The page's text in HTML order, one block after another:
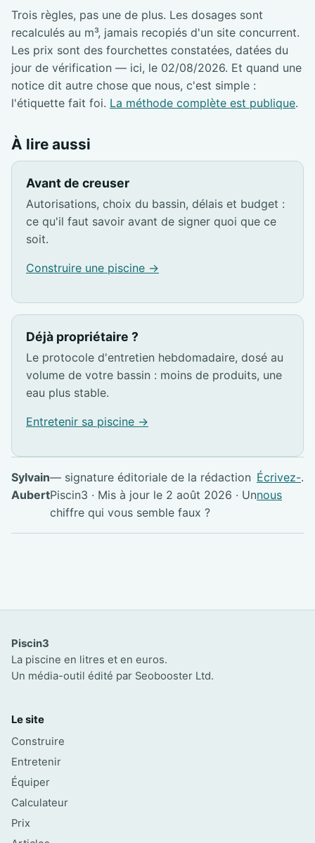
Trois règles, pas une de plus. Les dosages sont
recalculés au m³, jamais recopiés d'un site concurrent.
Les prix sont des fourchettes constatées, datées du
jour de vérification — ici, le 02/08/2026. Et quand une
notice dit autre chose que nous, c'est simple :
l'étiquette fait foi. La méthode complète est publique.
À lire aussi
Avant de creuser
Autorisations, choix du bassin, délais et budget :
ce qu'il faut savoir avant de signer quoi que ce
soit.
Construire une piscine →
Déjà propriétaire ?
Le protocole d'entretien hebdomadaire, dosé au
volume de votre bassin : moins de produits, une
eau plus stable.
Entretenir sa piscine →
Sylvain
Aubert
— signature éditoriale de la rédaction
Piscin3 · Mis à jour le 2 août 2026 · Un
chiffre qui vous semble faux ?
Écrivez-
nous
.
Piscin3
La piscine en litres et en euros.
Un média-outil édité par Seobooster Ltd.
Le site
Construire
Entretenir
Équiper
Calculateur
Prix